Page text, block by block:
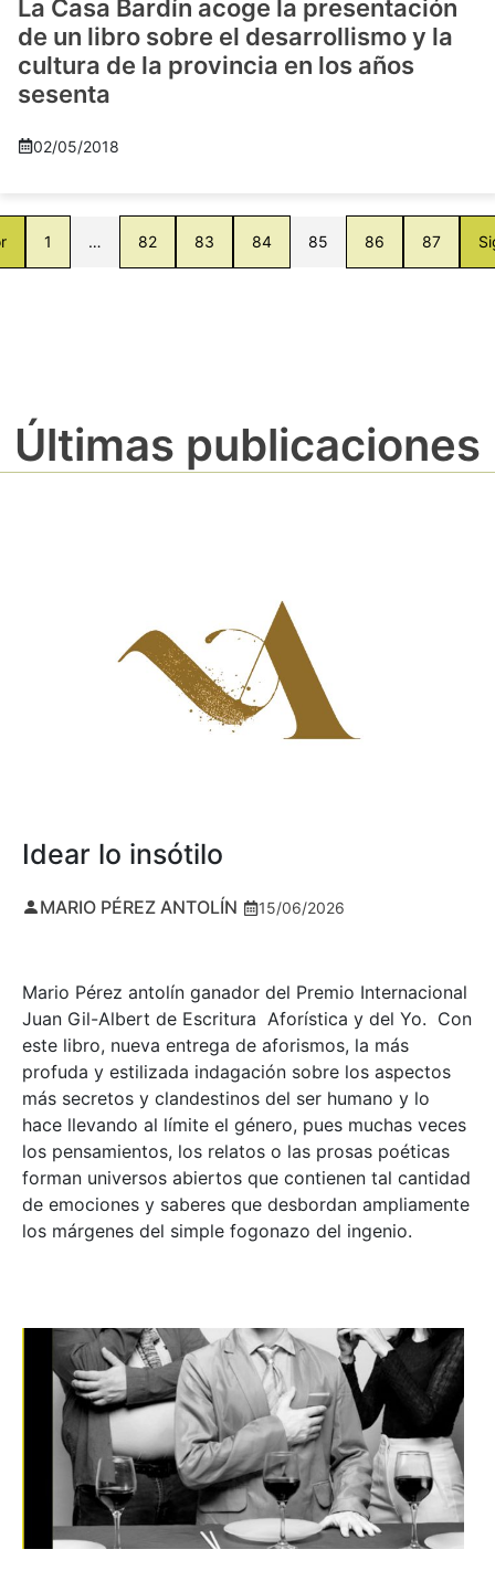
La Casa Bardín acoge la presentación
de un libro sobre el desarrollismo y la
cultura de la provincia en los años
sesenta
02/05/2018
1 … 82 83 84 85 86 87
Últimas publicaciones
Idear lo insótilo
MARIO PÉREZ ANTOLÍN 15/06/2026
Mario Pérez antolín ganador del Premio Internacional
Juan Gil-Albert de Escritura Aforística y del Yo. Con
este libro, nueva entrega de aforismos, la más
profuda y estilizada indagación sobre los aspectos
más secretos y clandestinos del ser humano y lo
hace llevando al límite el género, pues muchas veces
los pensamientos, los relatos o las prosas poéticas
forman universos abiertos que contienen tal cantidad
de emociones y saberes que desbordan ampliamente
los márgenes del simple fogonazo del ingenio.